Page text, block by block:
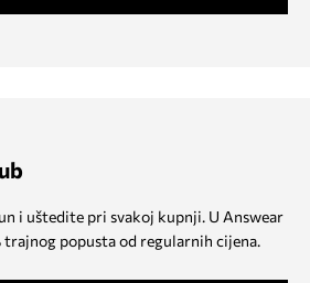
i uštedite pri svakoj kupnji. U Answear
trajnog popusta od regularnih cijena.